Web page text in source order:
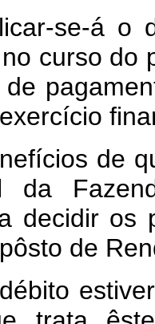
se-á o
curso do
de
da
decidir os
de
estiver